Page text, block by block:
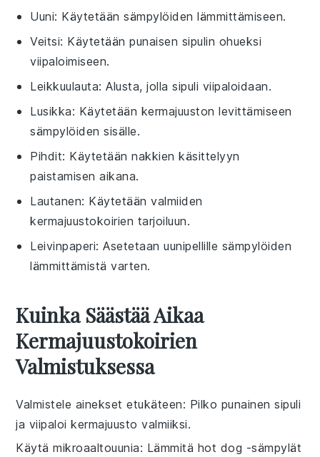
Uuni: Käytetään sämpylöiden lämmittämiseen.
Veitsi: Käytetään punaisen sipulin ohueksi
viipaloimiseen.
Leikkuulauta: Alusta, jolla sipuli viipaloidaan.
Lusikka: Käytetään kermajuuston levittämiseen
sämpylöiden sisälle.
Pihdit: Käytetään nakkien käsittelyyn
paistamisen aikana.
Lautanen: Käytetään valmiiden
kermajuustokoirien tarjoiluun.
Leivinpaperi: Asetetaan uunipellille sämpylöiden
lämmittämistä varten.
Kuinka Säästää Aikaa
Kermajuustokoirien
Valmistuksessa
Valmistele ainekset etukäteen: Pilko punainen sipuli
ja viipaloikermajuusto valmiiksi.
Käytä mikroaaltouunia: Lämmitä hot dog -sämpylät